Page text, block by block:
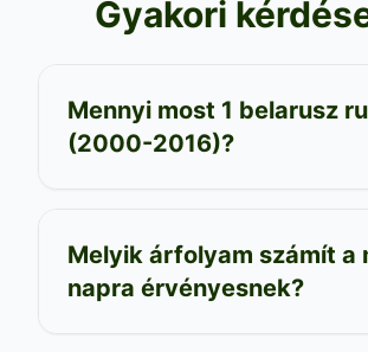
Gyakori
Mennyi most 1 belarusz
(2000-2016)?
Melyik árfolyam számít a
napra érvényesnek?